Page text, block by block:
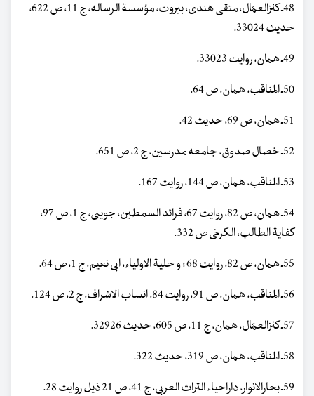
48ـ کنزالعمّال، متقی هندی، بیروت، مؤسسة الرساله، ج 11، ص 622،
حدیث 33024.
49ـ همان، روایت 33023.
50ـ المناقب، همان، ص 64.
51ـ همان، ص 69، حدیث 42.
52ـ خصال صدوق، جامعه مدرسین، ج 2، ص 651.
53ـ المناقب، همان، ص 144، روایت 167.
54ـ همان، ص 82، روایت 67، فرائد السمطین، جوینی، ج 1، ص 97،
کفایة الطالب، الکرخی ص 332.
55ـ همان، ص 82، روایت 68 ؛ و حلیة الاولیاء، ابی نعیم، ج 1، ص 64.
56ـ المناقب، همان، ص 91، روایت 84، انساب الاشراف، ج 2، ص 124.
57ـ کنزالعمّال، همان، ج 11، ص 605، حدیث 32926.
58ـ المناقب، همان، ص 319، حدیث 322.
59ـ بحارالانوار، داراحیاء التراث العربی، ج 41، ص 21 ذیل روایت 28.